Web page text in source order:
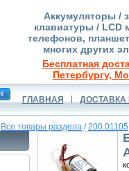
Аккумуляторы /
клавиатуры / LCD
телефонов,
многих других
Бесплатная
Петербургу,
ГЛАВНАЯ ДОСТАВКА
Все товары раздела /200.01105